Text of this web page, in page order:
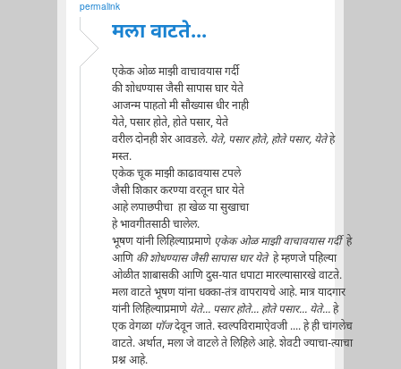
permalink
मला वाटते...
एकेक ओळ माझी वाचावयास गर्दी
की शोधण्यास जैसी सापास घार येते
आजन्म पाहतो मी सौख्यास धीर नाही
येते, पसार होते, होते पसार, येते
वरील दोनही शेर आवडले. येते, पसार होते, होते पसार, येतेहे
मस्त.
एकेक चूक माझी काढावयास टपले
जैसी शिकार करण्या वरतून घार येते
आहे लपाछपीचा हा खेळ या सुखाचा
हे भावगीतसाठी चालेल.
भूषण यांनी लिहिल्याप्रमाणे एकेक ओळ माझी वाचावयास गर्दीहे
आणि की शोधण्यास जैसी सापास घार येतेहे म्हणजे पहिल्या
ओळीत शाबासकी आणि दुस-यात धपाटा मारल्यासारखे वाटते.
मला वाटते भूषण यांना धक्का-तंत्र वापरायचे आहे. मात्र यादगार
यांनी लिहिल्याप्रमाणे येते... पसार होते... होते पसार... येते...हे
एक वेगळा पॉजदेवून जाते. स्वल्पविरामाऐवजी .... हे ही चांगलेच
वाटते. अर्थात, मला जे वाटले ते लिहिले आहे. शेवटी ज्याचा-त्याचा
प्रश्न आहे.